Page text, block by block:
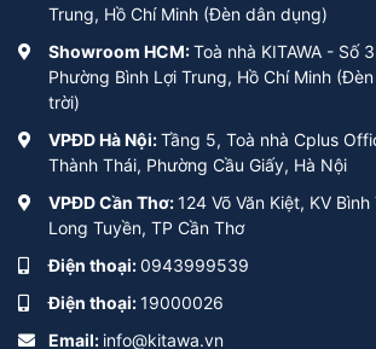
Trung, Hồ Chí Minh (Đèn dân dụng)
Showroom HCM:Toà nhà KITAWA - Số
Phường Bình Lợi Trung, Hồ Chí Minh
trời)
VPĐD Hà Nội:Tầng 5, Toà nhà Cplus
Thành Thái, Phường Cầu Giấy, Hà Nội
VPĐD Cần Thơ:124 Võ Văn Kiệt, KV
Long Tuyền, TP Cần Thơ
Điện thoại:0943999539
Điện thoại:19000026
Email: info@kitawa.vn